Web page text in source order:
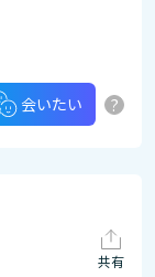
会いたい ?
共有